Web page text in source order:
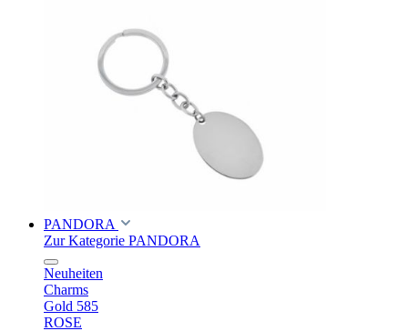
PANDORA
Zur Kategorie PANDORA
Neuheiten
Charms
Gold 585
ROSE